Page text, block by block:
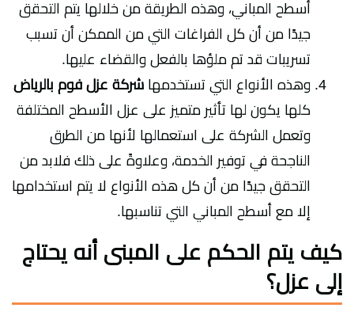
أسطح المباني، وهذه الطريقة من خلالها يتم التحقق
جيدًا من أن كل الفراغات التي من الممكن أن تسبب
تسريبات قد تم ملؤها بالفعل والقضاء عليها.
وهذه الأنواع التي تستخدمها شركة عزل فوم بالرياض
كلها يكون لها تأثير متميز على عزل الأسطح المختلفة
وتعمل الشركة على استعمالها لأنها من الطرق
الناجحة في توفير الخدمة، وعلاوةً على ذلك فلابد من
التحقق جيدًا من أن كل هذه الأنواع لا يتم استخدامها
إلا مع أسطح المباني التي تناسبها.
كيف يتم الحكم على المبنى أنه يحتاج
إلى عزل؟